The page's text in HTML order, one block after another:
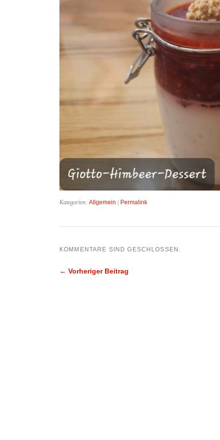
Kategorien: Allgemein Permalink
KOMMENTARE SIND GESCHLOSSEN.
← Vorheriger Beitrag